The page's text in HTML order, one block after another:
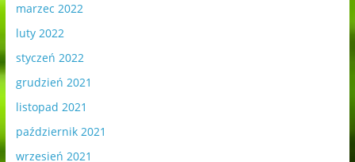
marzec 2022
luty 2022
styczeń 2022
grudzień 2021
listopad 2021
październik 2021
wrzesień 2021